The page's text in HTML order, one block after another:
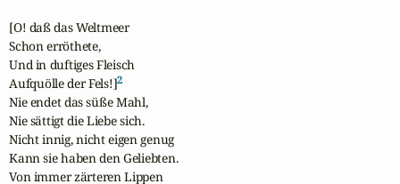
[O! daß das Weltmeer
Schon erröthete,
Und in duftiges Fleisch
Aufquölle der Fels!]2
Nie endet das süße Mahl,
Nie sättigt die Liebe sich.
Nicht innig, nicht eigen genug
Kann sie haben den Geliebten.
Von immer zärteren Lippen